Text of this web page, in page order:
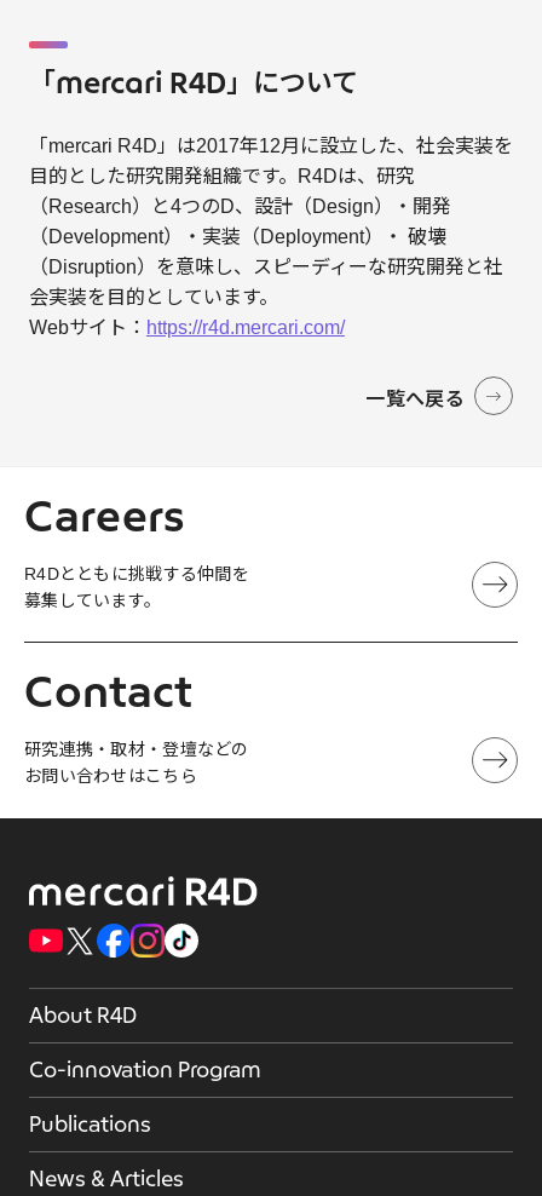
「mercari R4D」について
「mercari R4D」は2017年12月に設立した、社会実装を
目的とした研究開発組織です。R4Dは、研究
（Research）と4つのD、設計（Design）・開発
（Development）・実装（Deployment）・ 破壊
（Disruption）を意味し、スピーディーな研究開発と社
会実装を目的としています。
Webサイト： https://r4d.mercari.com/
一覧へ戻る
Careers
R4Dとともに挑戦する仲間を
募集しています。
Contact
研究連携・取材・登壇などの
お問い合わせはこちら
About R4D
Co-innovation Program
Publications
News & Articles